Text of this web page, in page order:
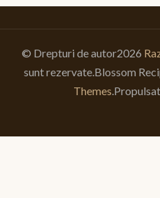
© Drepturi de autor2026
sunt rezervate.Blossom
Themes